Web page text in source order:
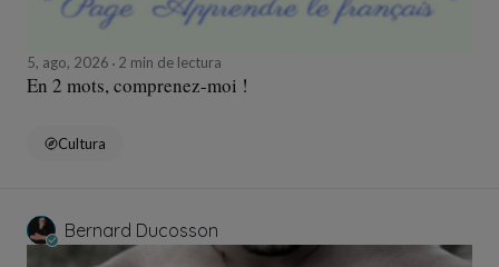
5, ago, 2026 2 min de lectura
En 2 mots, comprenez-moi !
Cultura
Bernard Ducosson